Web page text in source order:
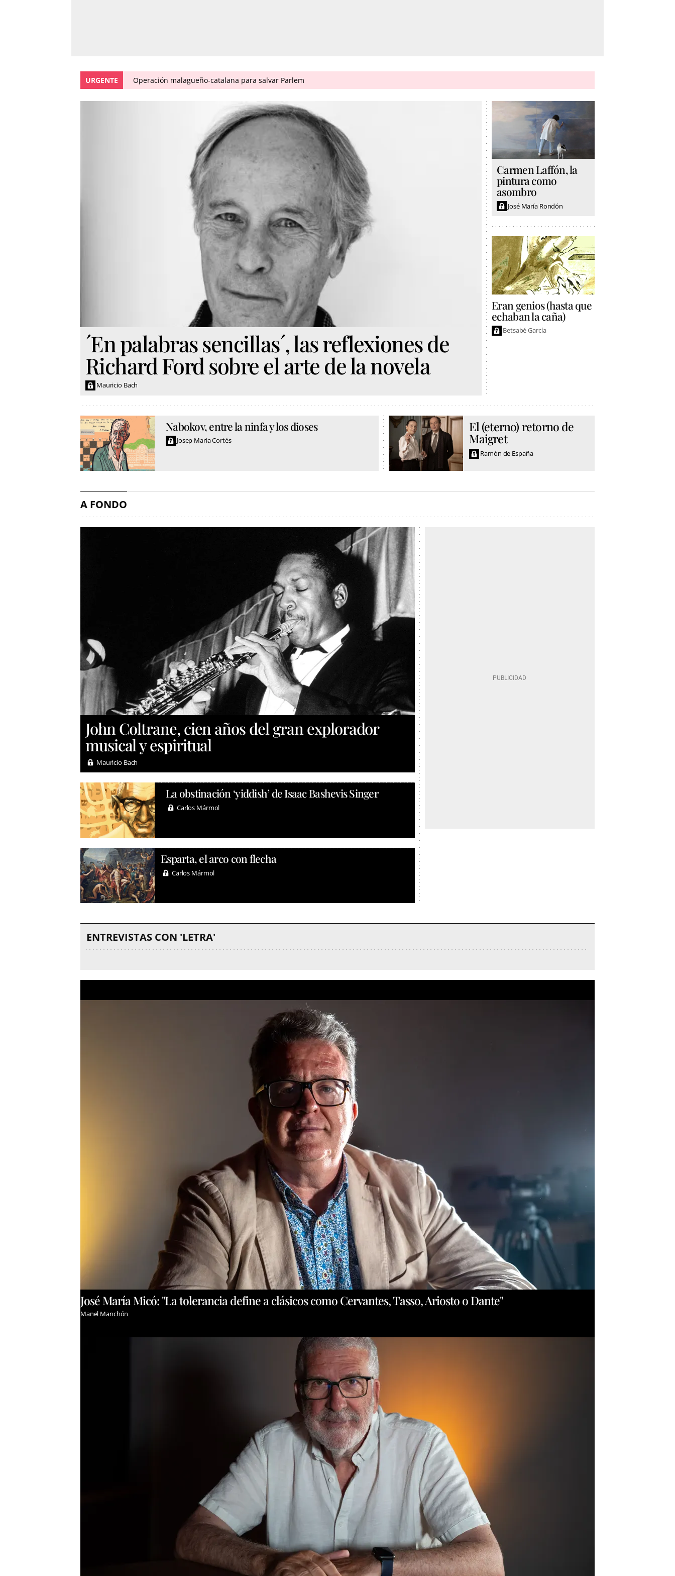
URGENTE Operación malagueño-catalana para salvar Parlem
´En palabras sencillas´, las reflexiones de
Richard Ford sobre el arte de la novela
Mauricio Bach
Carmen Laffón, la
pintura como
asombro
José María Rondón
Eran genios (hasta que
echaban la caña)
Betsabé García
Nabokov, entre la ninfa y los dioses
Josep Maria Cortés
El (eterno) retorno de
Maigret
Ramón de España
A FONDO
John Coltrane, cien años del gran explorador
musical y espiritual
Mauricio Bach
La obstinación ‘yiddish’ de Isaac Bashevis Singer
Carlos Mármol
Esparta, el arco con flecha
Carlos Mármol
ENTREVISTAS CON 'LETRA'
José María Micó: "La tolerancia define a clásicos como Cervantes, Tasso, Ariosto o Dante"
Manel Manchón